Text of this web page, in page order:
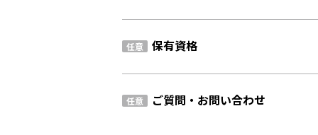
任意 保有資格
任意 ご質問・お問い合わせ